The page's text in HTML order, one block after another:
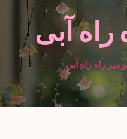
آبی
راه راه آبی